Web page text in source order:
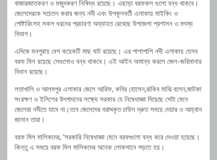
বাজারজাতকরণ ও মজুদকরণ নিষিদ্ধ রয়েছে। এছাড়া বরফকল গুলো বন্ধ থাকবে।
জেলেদেরকে সচেতন করার জন্য নদী এবং উপকূলবর্তী এলাকায় মাইকিং ও
পোষ্টারিংসহ সকল ধরনের প্রচারণা অব্যাহত রেখেছে উপজেলা প্রশাসন ও মৎস্য
বিভাগ।
এদিকে মনপুরায় বেশ কয়েকটি মাছ ঘাট রয়েছে। এর পাশাপাশি নদী এলাকায় যেসব
বরফ মিল রয়েছে সেগুলোও বন্ধ থাকবে। এই আইন অমান্য করলে জেল-জরিমানার
বিধান রয়েছে।
লতাখালি ও আলমপুর এলাকার জেলে আরিফ, কবির হোসেন,রাকিব মাঝি বলেন,জাটকা
সংরক্ষণ ও ইলিশের উৎপাদনের লক্ষ্যে সরকার যে নিষেধাজ্ঞা দিয়েছে সেটা মেনে
জেলেরা নদীতে যাবে না।তবে জেলেদের বরাদ্দকৃত চাউল দ্রুত সময়ে দেয়ার ও আহ্বান
জানান তারা।
বরফ মিল মালিকদের, ‘সরকারি নিষেধাজ্ঞা মেনে বরফগুলো বন্ধ করে দেওয়া হয়েছে।
কিন্তু এ সময়ে বরফ মিল মালিকদের অনেক লোকসানে পড়তে হয়।